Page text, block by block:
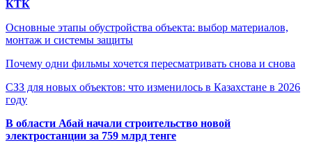
КТК
Основные этапы обустройства объекта: выбор материалов,
монтаж и системы защиты
Почему одни фильмы хочется пересматривать снова и снова
СЗЗ для новых объектов: что изменилось в Казахстане в 2026
году
В области Абай начали строительство новой
электростанции за 759 млрд тенге